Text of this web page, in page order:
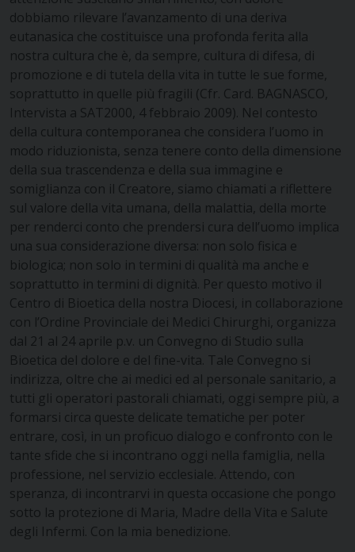
dobbiamo rilevare l’avanzamento di una deriva
eutanasica che costituisce una profonda ferita alla
nostra cultura che è, da sempre, cultura di difesa, di
promozione e di tutela della vita in tutte le sue forme,
soprattutto in quelle più fragili (Cfr. Card. BAGNASCO,
Intervista a SAT2000, 4 febbraio 2009). Nel contesto
della cultura contemporanea che considera l’uomo in
modo riduzionista, senza tenere conto della dimensione
della sua trascendenza e della sua immagine e
somiglianza con il Creatore, siamo chiamati a riflettere
sul valore della vita umana, della malattia, della morte
per renderci conto che prendersi cura dell’uomo implica
una sua considerazione diversa: non solo fisica e
biologica; non solo in termini di qualità ma anche e
soprattutto in termini di dignità. Per questo motivo il
Centro di Bioetica della nostra Diocesi, in collaborazione
con l’Ordine Provinciale dei Medici Chirurghi, organizza
dal 21 al 24 aprile p.v. un Convegno di Studio sulla
Bioetica del dolore e del fine-vita. Tale Convegno si
indirizza, oltre che ai medici ed al personale sanitario, a
tutti gli operatori pastorali chiamati, oggi sempre più, a
formarsi circa queste delicate tematiche per poter
entrare, così, in un proficuo dialogo e confronto con le
tante sfide che si incontrano oggi nella famiglia, nella
professione, nel servizio ecclesiale. Attendo, con
speranza, di incontrarvi in questa occasione che pongo
sotto la protezione di Maria, Madre della Vita e Salute
degli Infermi. Con la mia benedizione.